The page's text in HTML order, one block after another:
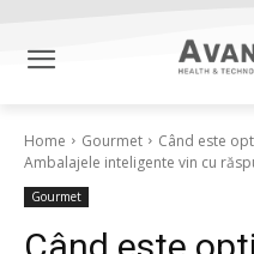
Home Gourmet
Când este
Ambalajele inteligente vin cu
Gourmet